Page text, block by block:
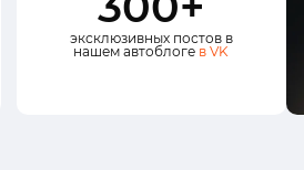
эксклюзивных постов в
нашем автоблоге в VK